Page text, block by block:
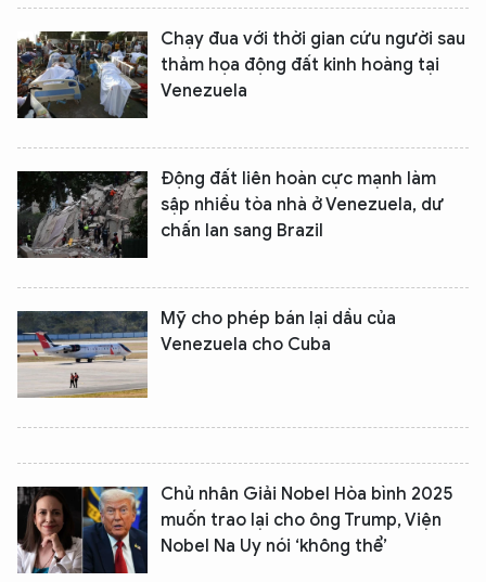
Chạy đua với thời gian cứu người sau
thảm họa động đất kinh hoàng tại
Venezuela
Động đất liên hoàn cực mạnh làm
sập nhiều tòa nhà ở Venezuela, dư
chấn lan sang Brazil
Mỹ cho phép bán lại dầu của
Venezuela cho Cuba
Chủ nhân Giải Nobel Hòa bình 2025
muốn trao lại cho ông Trump, Viện
Nobel Na Uy nói ‘không thể’